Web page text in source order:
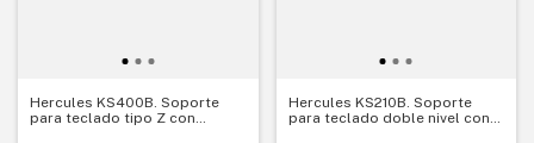
Hercules KS400B. Soporte
para teclado tipo Z con
Hercules KS210B. Soporte
para teclado doble nivel con